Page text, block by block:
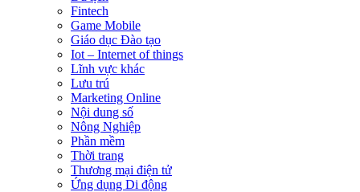
Fintech
Game Mobile
Giáo dục Đào tạo
Iot – Internet of things
Lĩnh vực khác
Lưu trú
Marketing Online
Nội dung số
Nông Nghiệp
Phần mềm
Thời trang
Thương mại điện tử
Ứng dụng Di động